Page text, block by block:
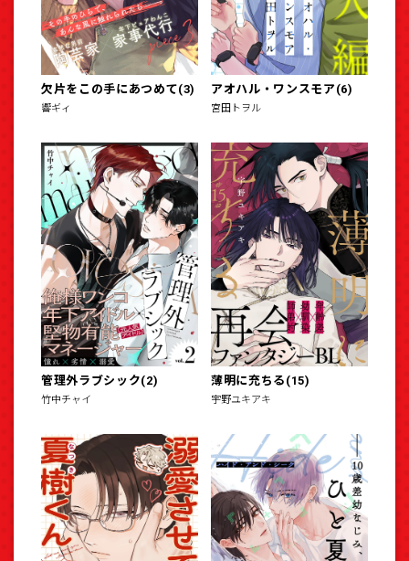
欠片をこの手にあつめて(3)
響ギィ
アオハル・ワンスモア(6)
宮田トヲル
管理外ラブシック(2)
竹中チャイ
薄明に充ちる(15)
宇野ユキアキ